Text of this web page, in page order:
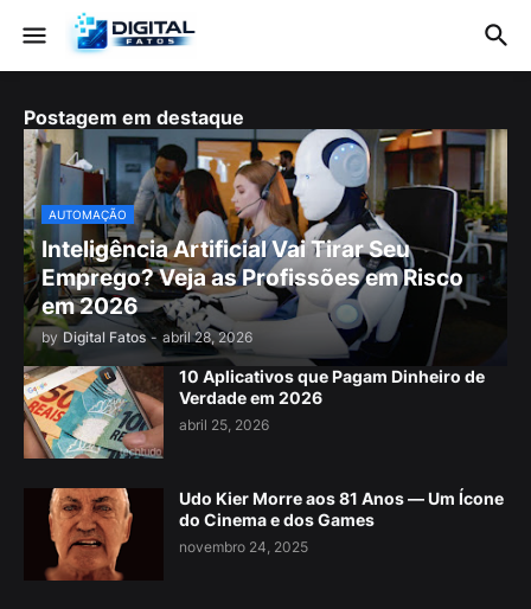
Postagem em destaque
AUTOMAÇÃO
Inteligência Artificial Vai Tirar Seu
Emprego? Veja as Profissões em Risco
em 2026
by Digital Fatos - abril 28, 2026
10 Aplicativos que Pagam Dinheiro de
Verdade em 2026
abril 25, 2026
Udo Kier Morre aos 81 Anos — Um Ícone
do Cinema e dos Games
novembro 24, 2025